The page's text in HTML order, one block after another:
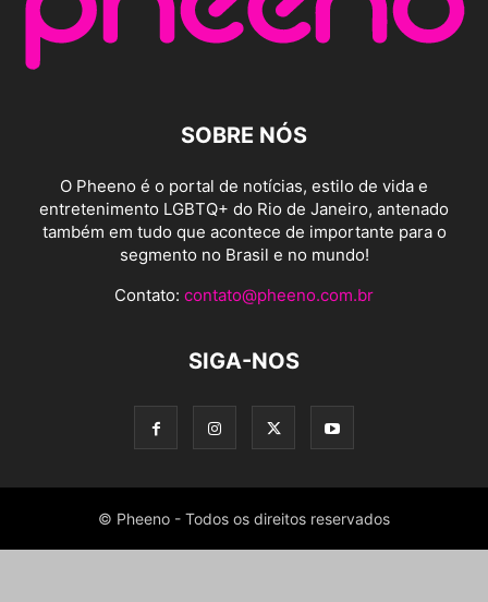
SOBRE NÓS
O Pheeno é o portal de notícias, estilo de vida e
entretenimento LGBTQ+ do Rio de Janeiro, antenado
também em tudo que acontece de importante para o
segmento no Brasil e no mundo!
Contato: contato@pheeno.com.br
SIGA-NOS
© Pheeno - Todos os direitos reservados